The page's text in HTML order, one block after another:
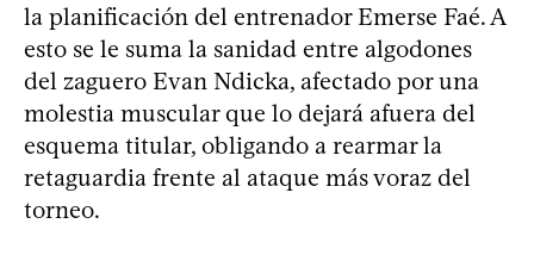
la planificación del entrenador Emerse Faé. A
esto se le suma la sanidad entre algodones
del zaguero Evan Ndicka, afectado por una
molestia muscular que lo dejará afuera del
esquema titular, obligando a rearmar la
retaguardia frente al ataque más voraz del
torneo.